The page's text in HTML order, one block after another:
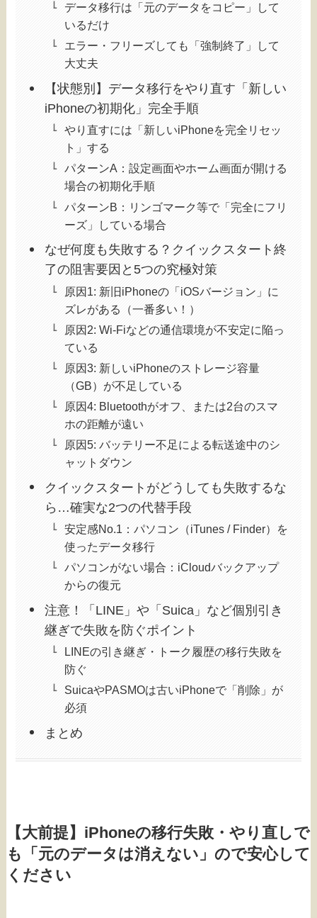
データ移行は「元のデータをコピー」して
いるだけ
エラー・フリーズしても「強制終了」して
大丈夫
【状態別】データ移行をやり直す「新しい
iPhoneの初期化」完全手順
やり直すには「新しいiPhoneを完全リセッ
ト」する
パターンA：設定画面やホーム画面が開ける
場合の初期化手順
パターンB：リンゴマーク等で「完全にフリ
ーズ」している場合
なぜ何度も失敗する？クイックスタート終
了の阻害要因と5つの究極対策
原因1: 新旧iPhoneの「iOSバージョン」に
ズレがある（一番多い！）
原因2: Wi-Fiなどの通信環境が不安定に陥っ
ている
原因3: 新しいiPhoneのストレージ容量
（GB）が不足している
原因4: Bluetoothがオフ、または2台のスマ
ホの距離が遠い
原因5: バッテリー不足による転送途中のシ
ャットダウン
クイックスタートがどうしても失敗するな
ら…確実な2つの代替手段
安定感No.1：パソコン（iTunes / Finder）を
使ったデータ移行
パソコンがない場合：iCloudバックアップ
からの復元
注意！「LINE」や「Suica」など個別引き
継ぎで失敗を防ぐポイント
LINEの引き継ぎ・トーク履歴の移行失敗を
防ぐ
SuicaやPASMOは古いiPhoneで「削除」が
必須
まとめ
【大前提】iPhoneの移行失敗・やり直しで
も「元のデータは消えない」ので安心して
ください